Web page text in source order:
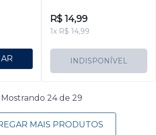
R$ 14,99
1x R$ 14,99
INDISPONÍVEL
Mostrando 24 de 29
MAIS PRODUTOS